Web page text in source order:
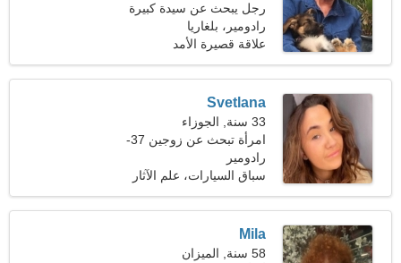
رجل يبحث عن سيدة كبيرة
46-53
رادومير، بلغاريا
علاقة قصيرة الأمد
Svetlana
33 سنة, الجوزاء
امرأة تبحث عن زوجين 37-
44
رادومير
سباق السيارات، علم الآثار
Mila
58 سنة, الميزان